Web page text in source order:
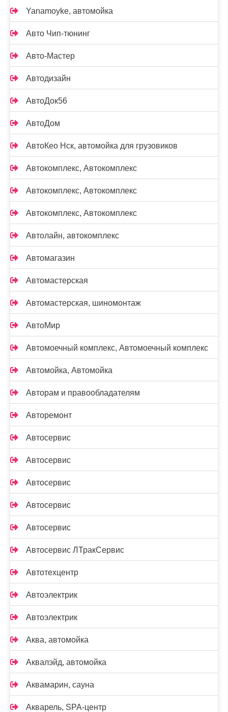
Yanamoyke, автомойка
Авто Чип-тюнинг
Авто-Мастер
Автодизайн
АвтоДок56
АвтоДом
АвтоКео Нск, автомойка для грузовиков
Автокомплекс, Автокомплекс
Автокомплекс, Автокомплекс
Автокомплекс, Автокомплекс
Автолайн, автокомплекс
Автомагазин
Автомастерская
Автомастерская, шиномонтаж
АвтоМир
Автомоечный комплекс, Автомоечный комплекс
Автомойка, Автомойка
Авторам и правообладателям
Авторемонт
Автосервис
Автосервис
Автосервис
Автосервис
Автосервис
Автосервис ЛТракСервис
Автотехцентр
Автоэлектрик
Автоэлектрик
Аква, автомойка
Аквалэйд, автомойка
Аквамарин, сауна
Акварель, SPA-центр